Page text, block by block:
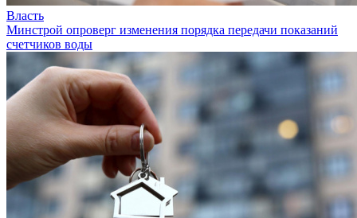
Власть
Минстрой опроверг изменения порядка передачи показаний
счетчиков воды